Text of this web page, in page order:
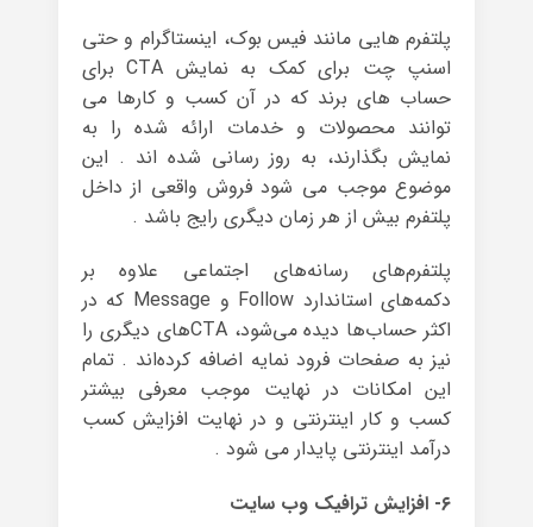
پلتفرم هایی مانند فیس بوک، اینستاگرام و حتی
اسنپ چت برای کمک به نمایش CTA برای
حساب های برند که در آن کسب و کارها می
توانند محصولات و خدمات ارائه شده را به
نمایش بگذارند، به روز رسانی شده اند . این
موضوع موجب می شود فروش واقعی از داخل
پلتفرم بیش از هر زمان دیگری رایج باشد .
پلتفرم‌های رسانه‌های اجتماعی علاوه بر
دکمه‌های استاندارد Follow و Message که در
اکثر حساب‌ها دیده می‌شود، CTAهای دیگری را
نیز به صفحات فرود نمایه اضافه کرده‌اند . تمام
این امکانات در نهایت موجب معرفی بیشتر
کسب و کار اینترنتی و در نهایت افزایش کسب
درآمد اینترنتی پایدار می شود .
۶- افزایش ترافیک وب سایت